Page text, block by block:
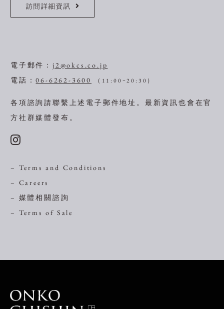
訪問詳細資訊
電子郵件：j2@okcs.co.jp
電話：06-6262-3600 （11:00~20:30）
各項諮詢請聯繫上述電子郵件地址。 最新資訊也會在官
方社群媒體發布。
– Terms and Conditions
– Careers
– 媒體相關諮詢
– Terms of Sale